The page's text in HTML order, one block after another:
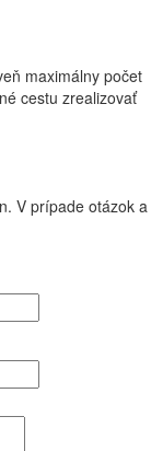
maximálny počet
cestu zrealizovať
V prípade otázok a